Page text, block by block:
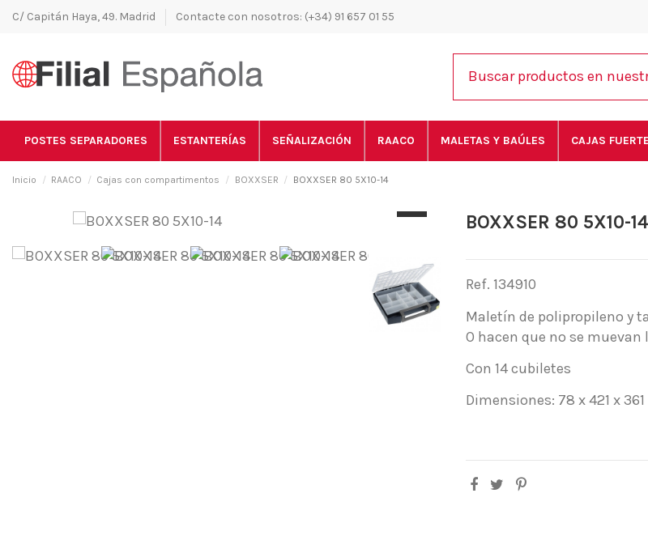
C/ Capitán Haya, 49. Madrid Contacte con nosotros: (+34) 91 657 01 55
POSTES SEPARADORES ESTANTERÍAS SEÑALIZACIÓN RAACO MALETAS Y BAÚLES CAJAS
Inicio RAACO Cajas con compartimentos BOXXSER BOXXSER 80 5X10-14
BOXXSER 80 5X10-14
Ref. 134910
Maletín de polipropileno y
O hacen que no se muevan
Con 14 cubiletes
Dimensiones: 78 x 421 x